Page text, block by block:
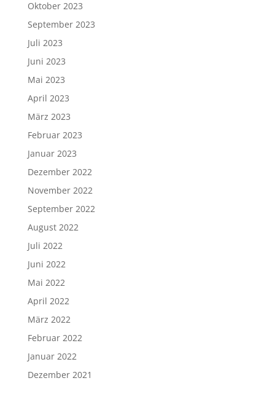
Oktober 2023
September 2023
Juli 2023
Juni 2023
Mai 2023
April 2023
März 2023
Februar 2023
Januar 2023
Dezember 2022
November 2022
September 2022
August 2022
Juli 2022
Juni 2022
Mai 2022
April 2022
März 2022
Februar 2022
Januar 2022
Dezember 2021